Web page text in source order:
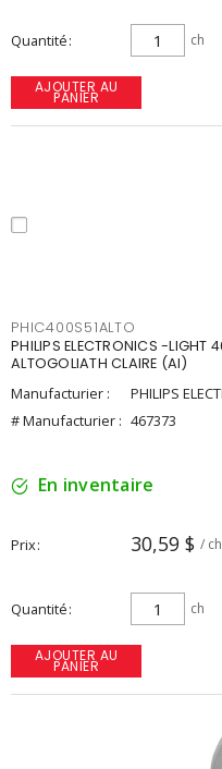
Quantité ch
AJOUTER AU
PANIER
PHIC400S51ALTO
PHILIPS ELECTRONICS -LIGHT
ALTOGOLIATH CLAIRE (AI)
Manufacturier :
PHILIPS
# Manufacturier : 467373
En inventaire
Prix 30,59 $ / ch
Quantité ch
AJOUTER AU
PANIER